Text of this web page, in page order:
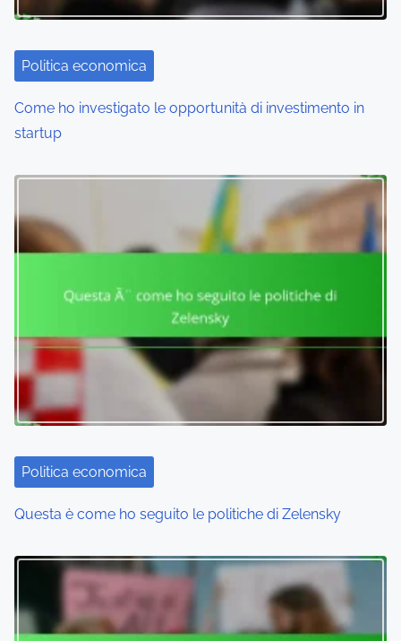
i
o
n
Politica economica
Come ho investigato le opportunità di investimento in
startup
Politica economica
Questa è come ho seguito le politiche di Zelensky